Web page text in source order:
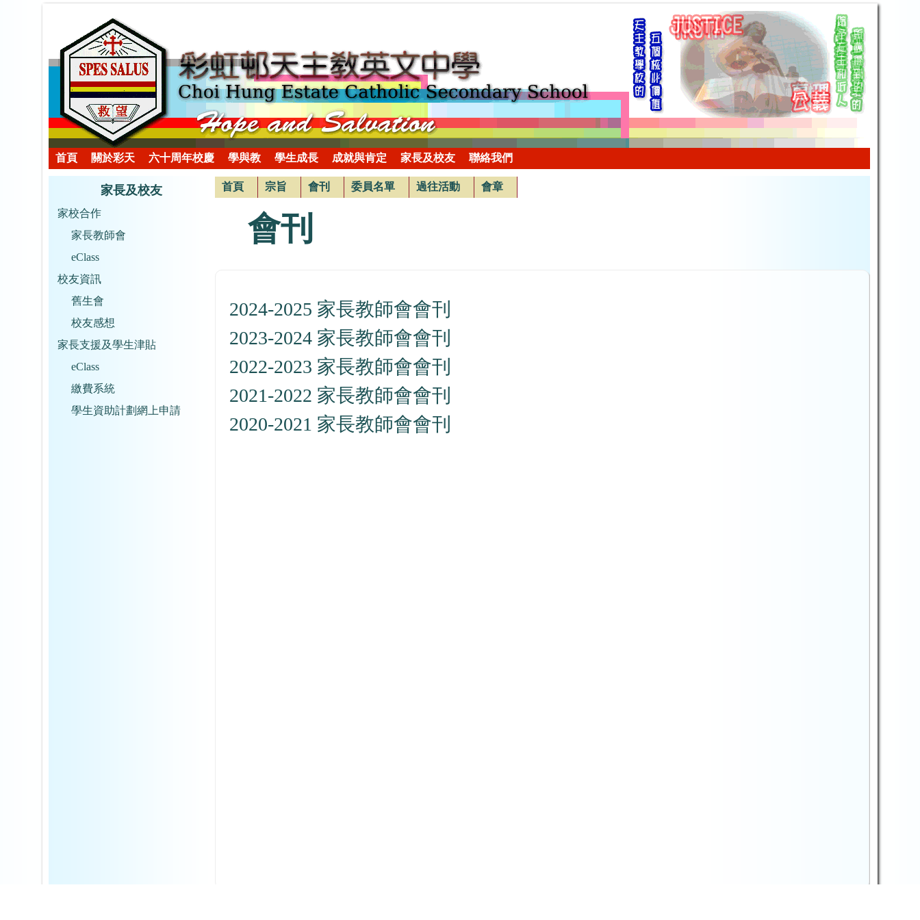
首頁 關於彩天 六十周年校慶 學與教 學生成長 成就與肯定 家長及校友 聯絡我們
家長及校友
家校合作
家長教師會
eClass
校友資訊
舊生會
校友感想
家長支援及學生津貼
eClass
繳費系統
學生資助計劃網上申請
首頁 宗旨 會刊 委員名單 過往活動 會章
會刊
2024-2025 家長教師會會刊
2023-2024 家長教師會會刊
2022-2023 家長教師會會刊
2021-2022 家長教師會會刊
2020-2021 家長教師會會刊